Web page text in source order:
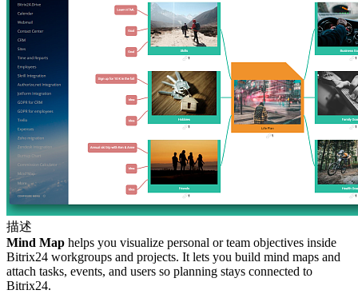
描述
Mind Map helps you visualize personal or team objectives inside
Bitrix24 workgroups and projects. It lets you build mind maps and
attach tasks, events, and users so planning stays connected to
Bitrix24.